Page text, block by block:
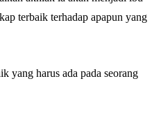
terbaik terhadap apapun yang
yang harus ada pada seorang